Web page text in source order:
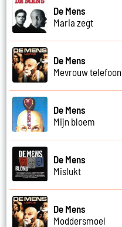
De Mens
Maria zegt
De Mens
Mevrouw telefoon
De Mens
Mijn bloem
De Mens
Mislukt
De Mens
Moddersmoel